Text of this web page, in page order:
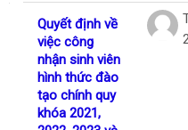
Quyết định về
việc công
nhận sinh viên
hình thức đào
tạo chính quy
khóa 2021,